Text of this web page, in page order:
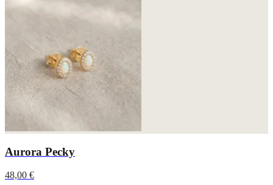
Aurora Pecky
48,00 €